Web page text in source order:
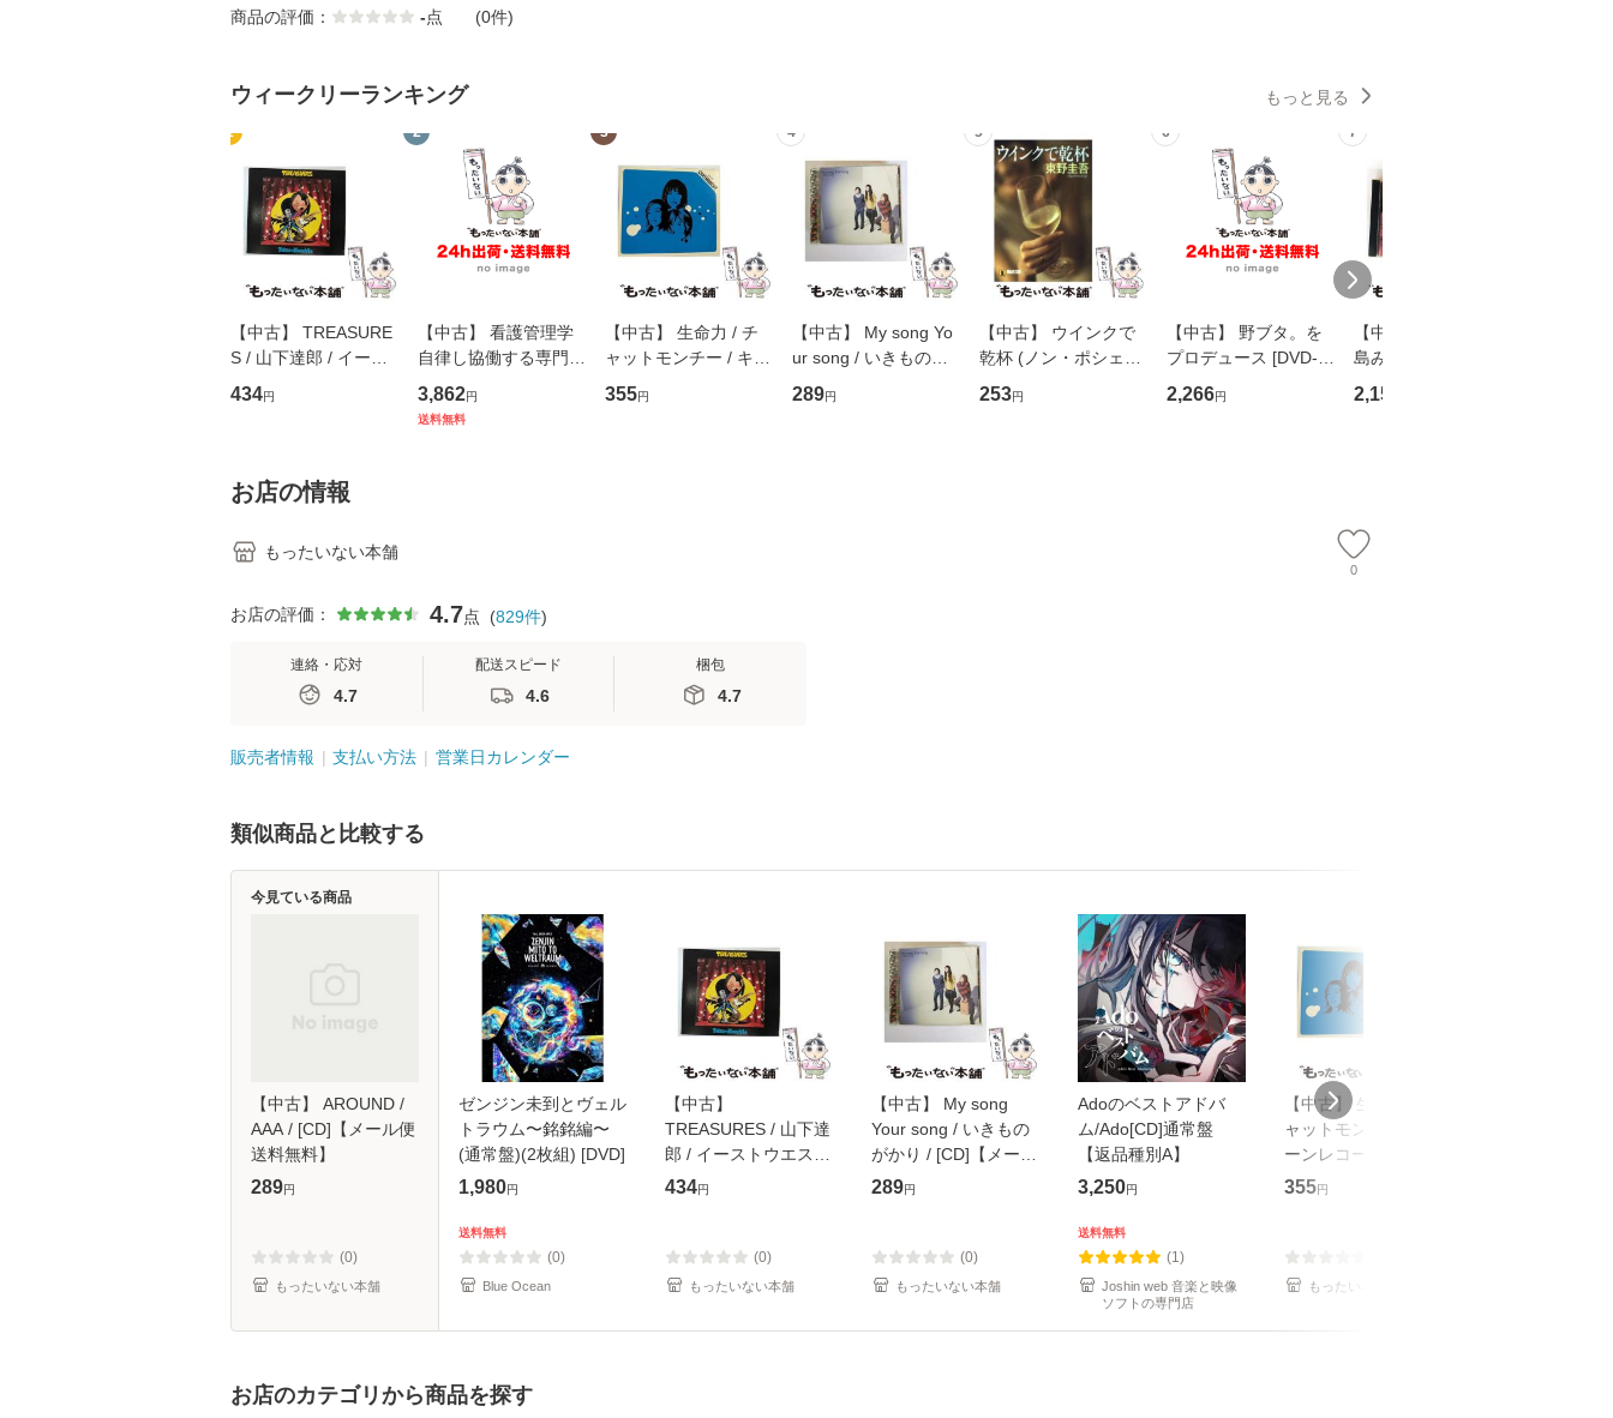
商品の評価： -点 (0件)
ウィークリーランキング もっと見る
1
【中古】 TREASURE
S / 山下達郎 / イース
トウエスト・ジャパン
[CD]【メール便送料無
434円
2
【中古】 看護管理学
自律し協働する専門職
の看護マネジメントス
キル 改訂第3版 (看護
3,862円
送料無料
3
【中古】 生命力 / チ
ャットモンチー / キュ
ーンレコード [CD]
【メール便送料無料】
355円
4
【中古】 My song Yo
ur song / いきものが
かり / [CD]【メール便
送料無料】
289円
5
【中古】 ウインクで
乾杯 (ノン・ポシェッ
ト) / 東野圭吾 / 祥伝
社 [文庫]【メール便送
253円
6
【中古】 野ブタ。を
プロデュース [DVD-B
OX] / バップ [DVD]
【メール便送料無料】
2,266円
7
【中古】 寒水魚 / 中
島みゆき / [CD]【メー
ル便送料無料】
2,150
お店の情報
もったいない本舗
0
お店の評価： 4.7点 (829件)
連絡・応対
4.7
配送スピード
4.6
梱包
4.7
販売者情報 支払い方法 営業日カレンダー
類似商品と比較する
【中古】 AROUND /
AAA / [CD]【メール便
送料無料】
289円
(0)
もったいない本舗
今見ている商品
ゼンジン未到とヴェル
トラウム〜銘銘編〜
(通常盤)(2枚組) [DVD]
1,980円
送料無料
(0)
Blue Ocean
【中古】
TREASURES / 山下達
郎 / イーストウエス
ト・ジャパン [CD]
434円
(0)
もったいない本舗
【中古】 My song
Your song / いきもの
がかり / [CD]【メール
便送料無料】
289円
(0)
もったいない本舗
Adoのベストアドバ
ム/Ado[CD]通常盤
【返品種別A】
3,250円
送料無料
(1)
Joshin web 音楽と映像
ソフトの専門店
【中古】 生命力 / チ
ャットモンチー / キュ
ーンレコード [CD]
【メール便送料無料】
355円
もったいない本舗
お店のカテゴリから商品を探す